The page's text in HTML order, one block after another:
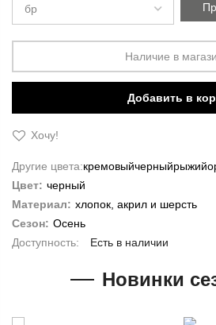
Наличие в
Добавить в
Хочу!
Другие цвета:кремовыйчерныйрыжий
Цвет: черный
Материал: хлопок, акрил и шерсть
Сезон: Осень
Есть в наличии
Новинки